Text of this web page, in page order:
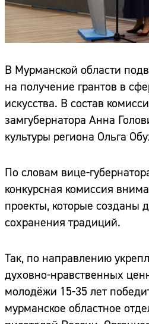
В Мурманской области
на получение грантов в
искусства. В состав
замгубернатора Анна
культуры региона Ольга
По словам вице-
конкурсная комиссия
проекты, которые созданы
сохранения традиций.
Так, по направлению
духовно-нравственных
молодёжи 15-35 лет
мурманское областное